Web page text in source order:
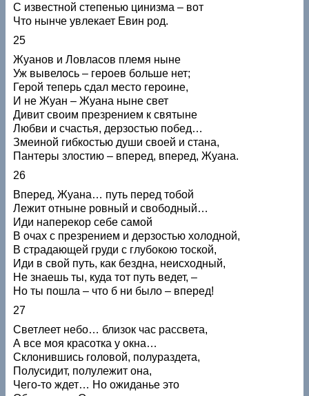
С известной степенью цинизма – вот
Что нынче увлекает Евин род.
25
Жуанов и Ловласов племя ныне
Уж вывелось – героев больше нет;
Герой теперь сдал место героине,
И не Жуан – Жуана ныне свет
Дивит своим презрением к святыне
Любви и счастья, дерзостью побед…
Змеиной гибкостью души своей и стана,
Пантеры злостию – вперед, вперед, Жуана.
26
Вперед, Жуана… путь перед тобой
Лежит отныне ровный и свободный…
Иди наперекор себе самой
В очах с презрением и дерзостью холодной,
В страдающей груди с глубокою тоской,
Иди в свой путь, как бездна, неисходный,
Не знаешь ты, куда тот путь ведет, –
Но ты пошла – что б ни было – вперед!
27
Светлеет небо… близок час рассвета,
А все моя красотка у окна…
Склонившись головой, полураздета,
Полусидит, полулежит она,
Чего-то ждет… Но ожиданье это